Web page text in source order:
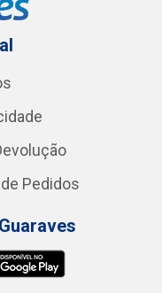
Pedidos